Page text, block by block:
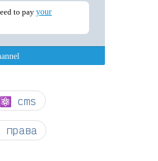
⚛ cms
права